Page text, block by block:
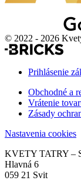
© 2022 - 2026
Prihlásenie
Obchodné a
Vrátenie
Zásady
Nastavenia cookies
KVETY TATRY –
Hlavná 6
059 21 Svit